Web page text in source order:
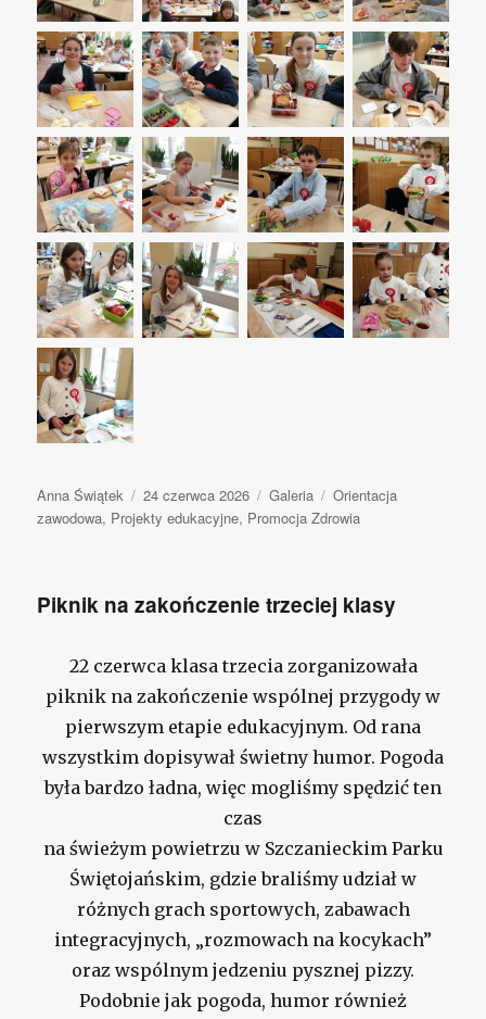
Autor
Anna Świątek Opublikowano
24 czerwca 2026
Format
wpisu
Galeria Kategorie
Orientacja
zawodowa, Projekty edukacyjne, Promocja Zdrowia
Piknik na zakończenie trzeciej klasy
22 czerwca klasa trzecia zorganizowała
piknik na zakończenie wspólnej przygody w
pierwszym etapie edukacyjnym. Od rana
wszystkim dopisywał świetny humor. Pogoda
była bardzo ładna, więc mogliśmy spędzić ten
czas
na świeżym powietrzu w Szczanieckim Parku
Świętojańskim, gdzie braliśmy udział w
różnych grach sportowych, zabawach
integracyjnych, „rozmowach na kocykach”
oraz wspólnym jedzeniu pysznej pizzy.
Podobnie jak pogoda, humor również